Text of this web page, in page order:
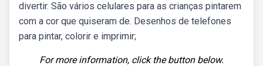
divertir. São vários celulares para as crianças pintarem
com a cor que quiseram de. Desenhos de telefones
para pintar, colorir e imprimir;
For more information, click the button below.